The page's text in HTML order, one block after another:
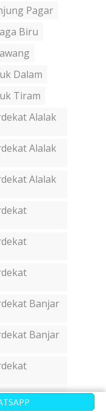
Pagar
Biru
Dalam
Tiram
Alalak
Alalak
Alalak
Banjar
Banjar